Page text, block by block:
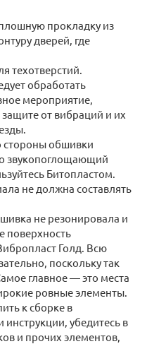
прокладку из
дверей, где
техотверстий.
обработать
мероприятие,
от вибраций и их
стороны обшивки
звукопоглощающий
Битопластом.
не должна составлять
не резонировала и
поверхность
Голд. Всю
поскольку так
главное — это места
ровные элементы.
к сборке в
убедитесь в
и прочих элементов,